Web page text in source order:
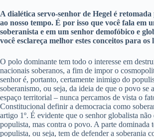
A dialética servo-senhor de Hegel é
ao nosso tempo. É por isso que você fala em
soberanista e em um senhor demofóbico e
você esclareça melhor estes conceitos para os
O polo dominante tem todo o interesse em
nacionais soberanos, a fim de impor o
senhor é, portanto, certamente inimigo do
soberanismo, ou seja, da ideia de que o povo se
espaço territorial – nunca percamos de vista o
Constitucional definir a democracia como
artigo 1º. É evidente que o senhor globalista não
populista, mas contra o povo. A parte dominada
populista, ou seja, tem de defender a soberania